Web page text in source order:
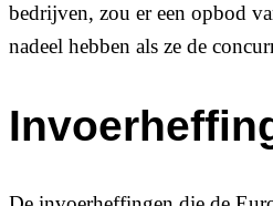
bedrijven, zou er een opbod
nadeel hebben als ze de